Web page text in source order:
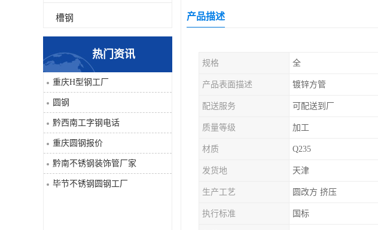
槽钢
角钢
焊管
工字钢
H型钢
热门资讯
重庆H型钢工厂
圆钢
黔西南工字钢电话
重庆圆钢报价
黔南不锈钢装饰管厂家
毕节不锈钢圆钢工厂
产品描述
规格 全
产品表面描述 镀锌方管
配送服务 可配送到厂
质量等级 加工
材质 Q235
发货地 天津
生产工艺 圆改方 挤压
执行标准 国标